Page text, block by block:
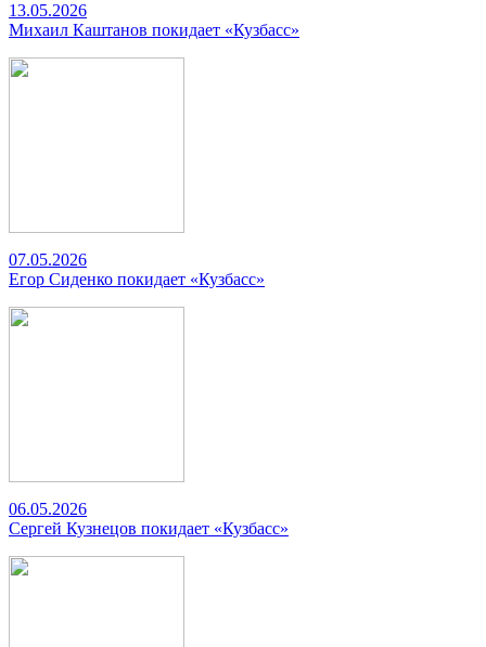
13.05.2026
Михаил Каштанов покидает «Кузбасс»
07.05.2026
Егор Сиденко покидает «Кузбасс»
06.05.2026
Сергей Кузнецов покидает «Кузбасс»